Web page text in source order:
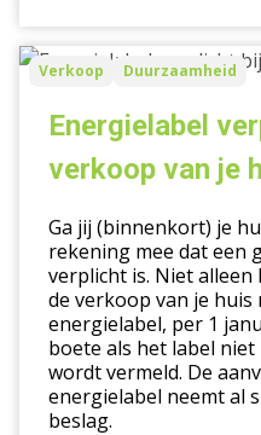
Energielabel
verplicht
verkoop
huis
Verkoop Duurzaamheid
Energielabel
verkoop van je
Ga jij (binnenkort) je
rekening mee dat een
verplicht is. Niet
de verkoop van je
energielabel, per 1
boete als het label
wordt vermeld. De
energielabel neemt al
beslag.